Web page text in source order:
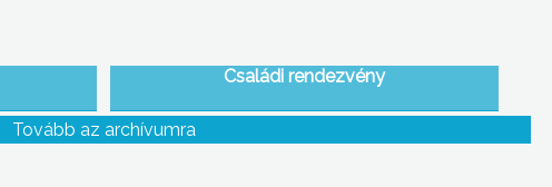
Családi rendezvény
Tovább az archívumra